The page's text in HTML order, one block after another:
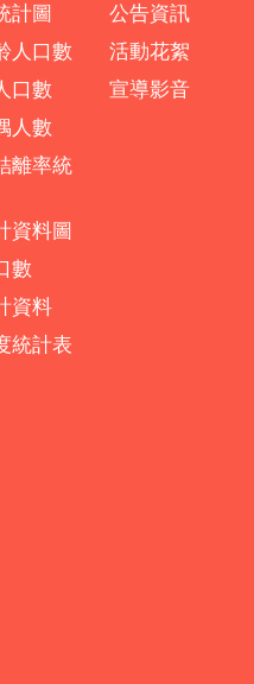
計圖
人口數
口數
人數
離率統
資料圖
數
資料
統計表
公告資訊
活動花絮
宣導影音